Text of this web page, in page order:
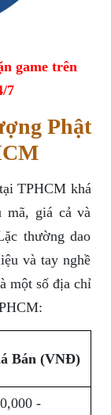
game trên
7
Phật
TPHCM khá
mã, giá cả và
thường dao
và tay nghề
một số địa chỉ
Bán (VNĐ)
-